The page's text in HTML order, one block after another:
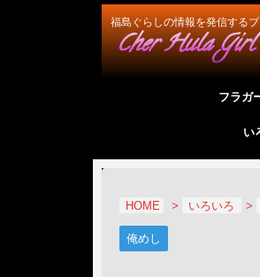
福島ぐらしの情報を発信する
フラガ
い
HOME > いろいろ >
俺めし